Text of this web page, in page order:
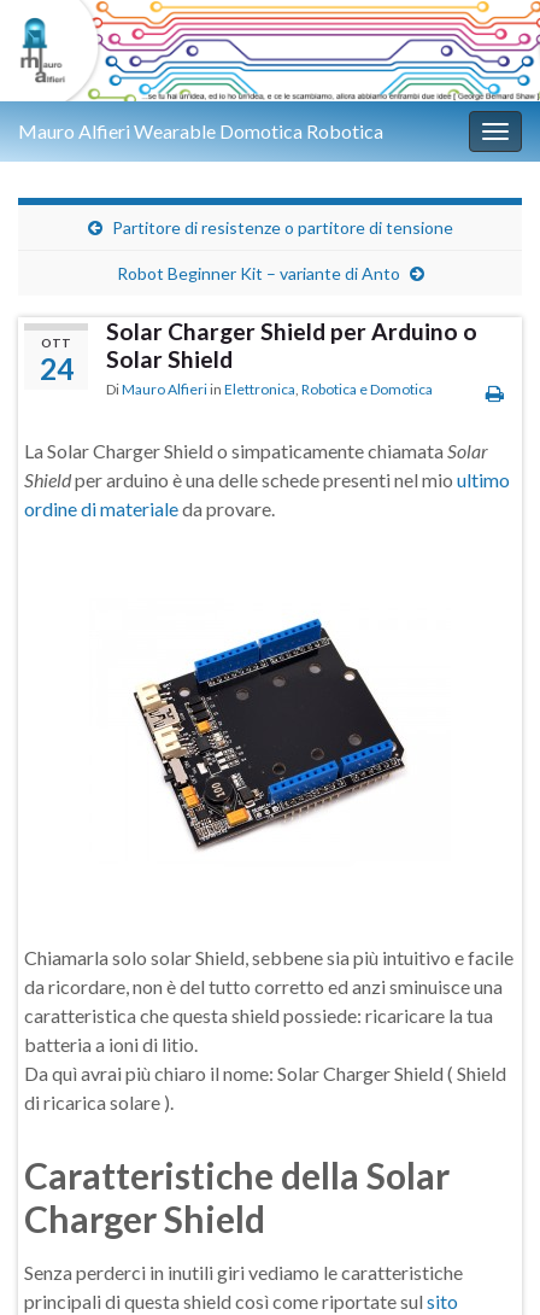
Mauro Alfieri Wearable Domotica Robotica
Partitore di resistenze o partitore di tensione
Robot Beginner Kit – variante di Anto
OTT
24
Solar Charger Shield per Arduino o
Solar Shield
DiMauro Alfieri in Elettronica, Robotica e Domotica
La Solar Charger Shield o simpaticamente chiamata Solar
Shieldper arduino è una delle schede presenti nel mio ultimo
ordine di materialeda provare.
Chiamarla solo solar Shield, sebbene sia più intuitivo e facile
da ricordare, non è del tutto corretto ed anzi sminuisce una
caratteristica che questa shield possiede: ricaricare la tua
batteria a ioni di litio.
Da quì avrai più chiaro il nome: Solar Charger Shield ( Shield
di ricarica solare ).
Caratteristiche della Solar
Charger Shield
Senza perderci in inutili giri vediamo le caratteristiche
principali di questa shield così come riportate sul sito